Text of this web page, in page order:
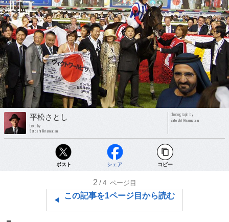
平松さとし
text by
Satoshi Hiramatsu
photograph by
Satoshi Hiramatsu
ポスト シェア コピー
2 /4 ページ目
この記事を1ページ目から読む